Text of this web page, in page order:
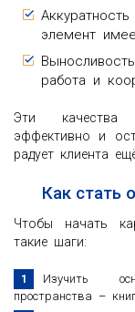
элемент
работа и
Эти качества
эффективно и
радует клиента
Как стать
Чтобы начать
такие шаги:
Изучить
пространства –